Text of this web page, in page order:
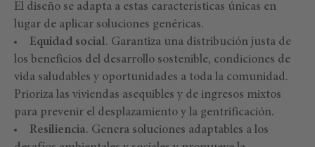
El diseño se adapta a estas características únicas en
lugar de aplicar soluciones genéricas.
Equidad social. Garantiza una distribución justa de
los beneficios del desarrollo sostenible, condiciones de
vida saludables y oportunidades a toda la comunidad.
Prioriza las viviendas asequibles y de ingresos mixtos
para prevenir el desplazamiento y la gentrificación.
Resiliencia. Genera soluciones adaptables a los